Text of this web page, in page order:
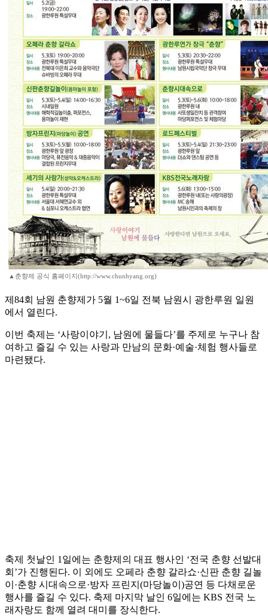
▲춘향제 공식 홈페이지(http://www.chunhyang.org)
제84회 남원 춘향제가 5월 1~6일 전북 남원시 광한루원 일원
에서 열린다.
이번 축제는 ‘사랑이야기, 남원에 물들다’를 주제로 누구나 참
여하고 즐길 수 있는 사랑과 만남의 문화·예술·체험 행사들로
마련됐다.
축제 첫날인 1일에는 춘향제의 대표 행사인 ‘전국 춘향 선발대
회’가 진행된다. 이 외에도 오페라 춘향 갈라쇼·신판 춘향 길놀
이·춘향 시대속으로·방자 프린지(마당놀이)공연 등 다채로운
행사를 즐길 수 있다. 축제 마지막 날인 6일에는 KBS 전국 노
래자랑도 함께 열려 대미를 장식한다.